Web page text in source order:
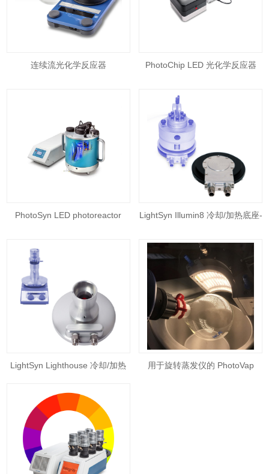
连续流光化学反应器 PhotoChip LED 光化学反应器
PhotoSyn LED photoreactor LightSyn Illumin8 冷却/加热底座-
LightSyn Lighthouse 冷却/加热 用于旋转蒸发仪的 PhotoVap